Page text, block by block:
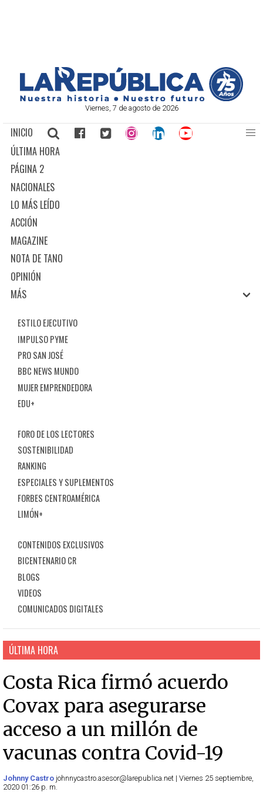
Viernes, 7 de agosto de 2026
INICIO
ÚLTIMA HORA
PÁGINA 2
NACIONALES
LO MÁS LEÍDO
ACCIÓN
MAGAZINE
NOTA DE TANO
OPINIÓN
MÁS
ESTILO EJECUTIVO
IMPULSO PYME
PRO SAN JOSÉ
BBC NEWS MUNDO
MUJER EMPRENDEDORA
EDU+
FORO DE LOS LECTORES
SOSTENIBILIDAD
RANKING
ESPECIALES Y SUPLEMENTOS
FORBES CENTROAMÉRICA
LIMÓN+
CONTENIDOS EXCLUSIVOS
BICENTENARIO CR
BLOGS
VIDEOS
COMUNICADOS DIGITALES
ÚLTIMA HORA
Costa Rica firmó acuerdo
Covax para asegurarse
acceso a un millón de
vacunas contra Covid-19
Johnny Castro johnnycastro.asesor@larepublica.net | Viernes 25 septiembre,
2020 01:26 p. m.